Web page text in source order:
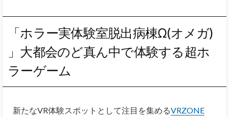
「ホラー実体験室脱出病棟Ω(オメガ)
」大都会のど真ん中で体験する超ホ
ラーゲーム
新たなVR体験スポットとして注目を集めるVRZONE